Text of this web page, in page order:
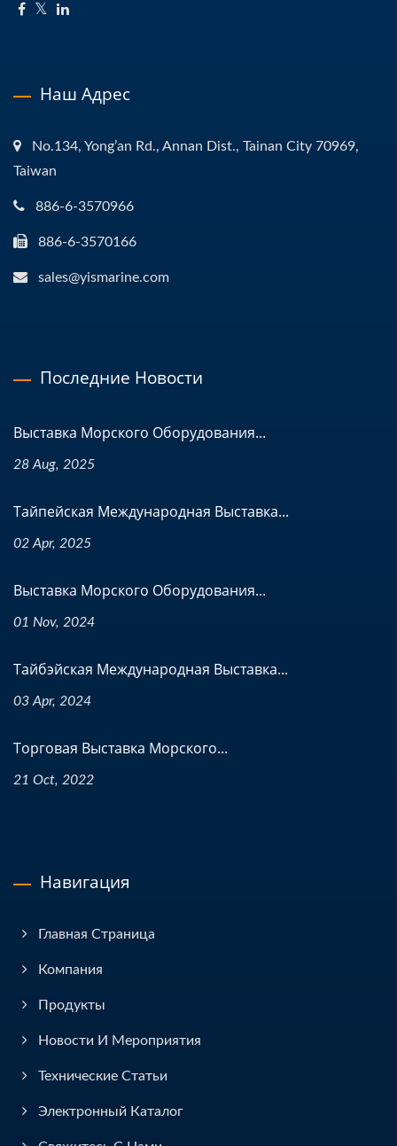
Наш Адрес
No.134, Yong’an Rd., Annan Dist., Tainan City 70969,
Taiwan
886-6-3570966
886-6-3570166
sales@yismarine.com
Последние Новости
Выставка Морского Оборудования...
28 Aug, 2025
Тайпейская Международная Выставка...
02 Apr, 2025
Выставка Морского Оборудования...
01 Nov, 2024
Тайбэйская Международная Выставка...
03 Apr, 2024
Торговая Выставка Морского...
21 Oct, 2022
Навигация
Главная Страница
Компания
Продукты
Новости И Мероприятия
Технические Статьи
Электронный Каталог